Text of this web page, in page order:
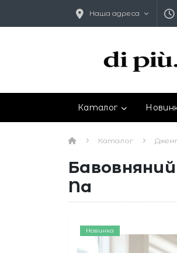
Наша адреса
Каталог
Каталог
Na
Новинка